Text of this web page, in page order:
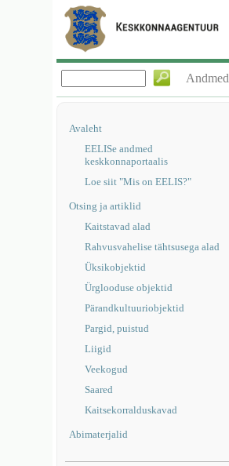
Andmed
Avaleht
EELISe andmed
keskkonnaportaalis
Loe siit "Mis on EELIS?"
Otsing ja artiklid
Kaitstavad alad
Rahvusvahelise tähtsusega alad
Üksikobjektid
Ürglooduse objektid
Pärandkultuuriobjektid
Pargid, puistud
Liigid
Veekogud
Saared
Kaitsekorralduskavad
Abimaterjalid